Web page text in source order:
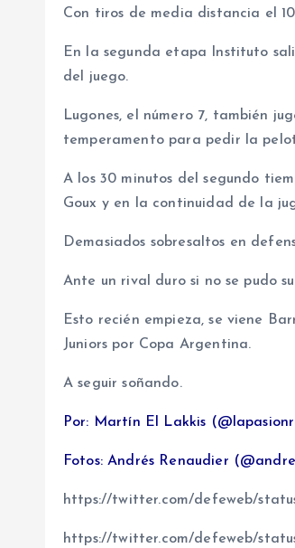
Con tiros de media distancia el
En la segunda etapa Instituto
del juego.
Lugones, el número 7, también
temperamento para pedir la
A los 30 minutos del segundo
Goux y en la continuidad de la
Demasiados sobresaltos en
Ante un rival duro si no se pudo
Esto recién empieza, se viene
Juniors por Copa Argentina.
A seguir soñando.
Por: Martín El Lakkis
Fotos: Andrés Renaudier
https://twitter.com/defeweb/
https://twitter.com/defeweb/status/